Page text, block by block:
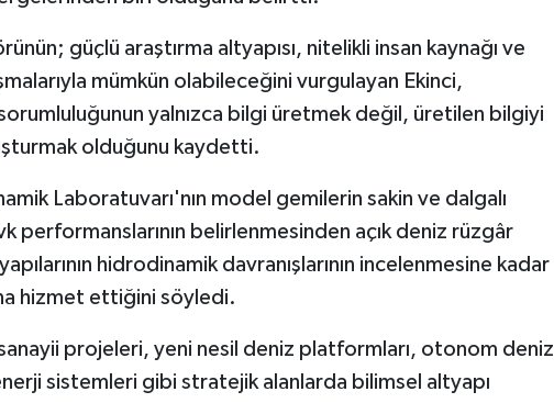
güçlü araştırma altyapısı, nitelikli insan kaynağı ve
mümkün olabileceğini vurgulayan Ekinci,
yalnızca bilgi üretmek değil, üretilen bilgiyi
olduğunu kaydetti.
Laboratuvarı'nın model gemilerin sakin ve dalgalı
performanslarının belirlenmesinden açık deniz rüzgâr
hidrodinamik davranışlarının incelenmesine kadar
hizmet ettiğini söyledi.
projeleri, yeni nesil deniz platformları, otonom deniz
sistemleri gibi stratejik alanlarda bilimsel altyapı